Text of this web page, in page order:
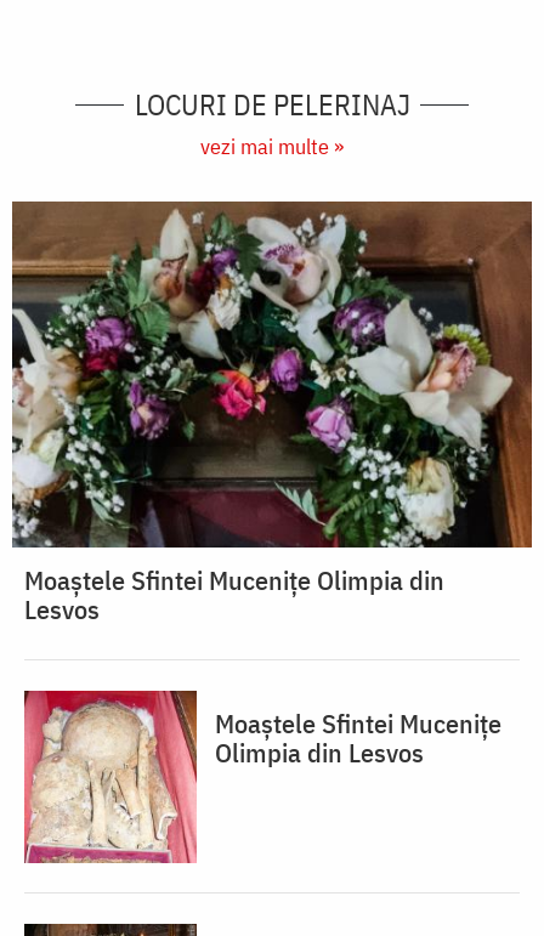
Muscel,
LOCURI DE PELERINAJ
vezi mai multe »
Moaștele Sfintei Mucenițe Olimpia din
Lesvos
Moaștele Sfintei Mucenițe
Olimpia din Lesvos